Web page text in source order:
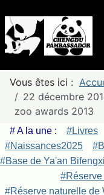
Vous êtes ici :
22 décembre
zoo awards 2013
# A la une : #Livres
#Naissances2025
#Base de Ya'an
#Réserve naturelle de